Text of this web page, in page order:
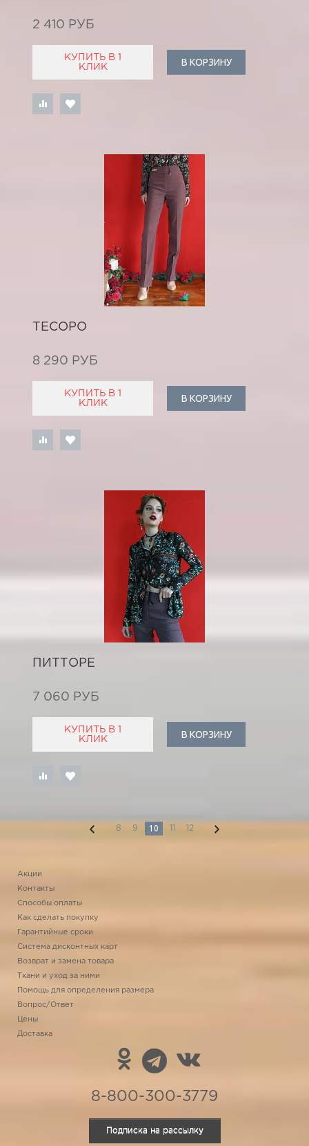
2 410 РУБ
КУПИТЬ В 1
КЛИК
В КОРЗИНУ
ТЕСОРО
8 290 РУБ
КУПИТЬ В 1
КЛИК
В КОРЗИНУ
ПИТТОРЕ
7 060 РУБ
КУПИТЬ В 1
КЛИК
В КОРЗИНУ
8 9 10 11 12
Акции
Контакты
Способы оплаты
Как сделать покупку
Гарантийные сроки
Система дисконтных карт
Возврат и замена товара
Ткани и уход за ними
Помощь для определения размера
Вопрос/Ответ
Цены
Доставка
8-800-300-3779
Подписка на рассылку